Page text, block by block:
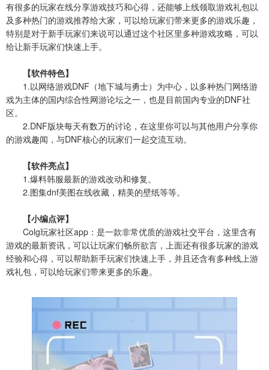
有很多的玩家在线分享游戏技巧和心得，还能够上线领取游戏礼包以
及多种热门的游戏推荐给大家，可以给玩家们带来更多的游戏乐趣，
特别是对于新手玩家们来说可以通过这个社区里多种游戏攻略，可以
给让新手玩家们快速上手。
【软件特色】
1.以网络游戏DNF（地下城与勇士）为中心，以多种热门网络游
戏为主体的国内综合性网游论坛之一，也是目前国内专业的DNF社
区。
2.DNF版块每天有数万的讨论，在这里你可以与其他用户分享你
的游戏趣闻，与DNF核心的玩家们一起交流互动。
【软件亮点】
1.爆料韩服最新的游戏改动和修复。
2.图集dnf美图在线收藏，精美的壁纸等等。
【小编点评】
Colg玩家社区app：是一款非常优质的游戏社交平台，这里含有
游戏的最新资讯，可以让玩家们畅所欲言，上面还有很多玩家的游戏
经验和心得，可以帮助新手玩家们快速上手，并且还含有多种线上游
戏礼包，可以给玩家们带来更多的乐趣。